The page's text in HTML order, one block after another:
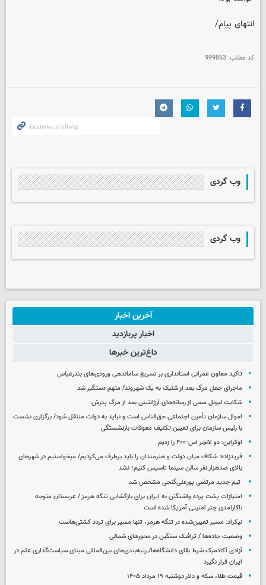
انتهای پیام/
کد مطلب: 999863
وب گردی
وب گردی
آخرین اخبار
اخبار پربازدید
داغ‌ترین خبرها
تاکید معاون عمرانی استانداری بر تسریع ساماندهی ورودی‌های بندرعباس
ماجرای جعل مرگ بعد از شلیک به یک شهروند/ متهم دستگیر شد
شکایت لیونل مسی از رسانه‌های آرژانتینی بعد از مرگ پدرش
اموال سازمان تأمین اجتماعی حق‌الناس است و نباید به دولت منتقل شود/ برگزاری نشست
با رئیس سازمان برای تعیین تکلیف معوقات بازنشستگی
اوکراین: دو لانچر اس-۴۰۰ را زدیم
فریدزاده: شکاف میان دولت و هنرمندان را باید برطرف می‌کردیم/ میخواستیم در شهرهای
بالای صدهزار نفر سالن سینما تاسیس کنیم؛ نشد
تیم جدید مرتضی پورعلی‌گنجی مشخص شد
امتیازات پشت پرده واشنگتن به ایران برای بازگشایی تنگه هرمز / عربستان متوجه
ناکارامدی چتر امنیتی آمریکا شده است
نیکزاد: مسیر تعیین‌شده در تنگه هرمز، تنها مسیر برای تردد کشتی‌هاست
وضعیت جاده‌ها / ترافیک سنگین در محورهای شمالی
آزادی آکادمیک شرط بقای دانشگاه‌ها/ رتبه‌بندی‌های بین‌المللی مبنای سیاست‌گذاری علم در
ایران قرار نگیرد
قیمت طلا، سکه و دلار دوشنبه ۱۹ مرداد ۱۴۰۵